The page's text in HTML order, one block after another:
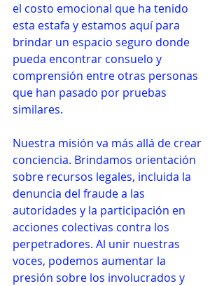
el costo emocional que ha tenido
esta estafa y estamos aquí para
brindar un espacio seguro donde
pueda encontrar consuelo y
comprensión entre otras personas
que han pasado por pruebas
similares.
Nuestra misión va más allá de crear
conciencia. Brindamos orientación
sobre recursos legales, incluida la
denuncia del fraude a las
autoridades y la participación en
acciones colectivas contra los
perpetradores. Al unir nuestras
voces, podemos aumentar la
presión sobre los involucrados y